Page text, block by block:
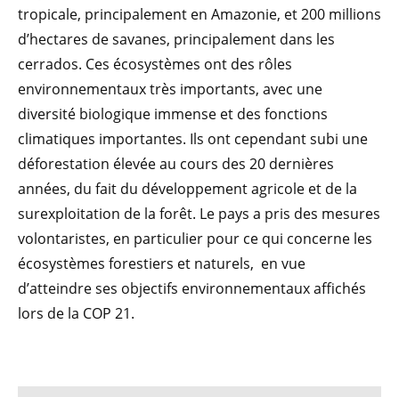
tropicale, principalement en Amazonie, et 200 millions
d’hectares de savanes, principalement dans les
cerrados. Ces écosystèmes ont des rôles
environnementaux très importants, avec une
diversité biologique immense et des fonctions
climatiques importantes. Ils ont cependant subi une
déforestation élevée au cours des 20 dernières
années, du fait du développement agricole et de la
surexploitation de la forêt. Le pays a pris des mesures
volontaristes, en particulier pour ce qui concerne les
écosystèmes forestiers et naturels, en vue
d’atteindre ses objectifs environnementaux affichés
lors de la COP 21.